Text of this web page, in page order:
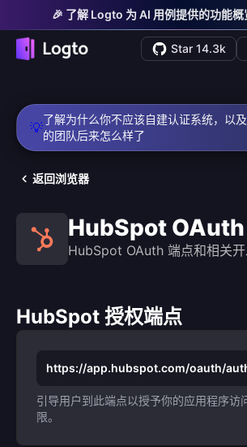
🎉 了解 Logto 为 AI 用例提供的功能概
Star 14.3k
💡
了解为什么你不应该自建认证系统，以
的团队后来怎么样了
返回浏览器
HubSpot OAuth
HubSpot OAuth 端点和相关
HubSpot 授权端点
https://app.hubspot.com/oauth/
引导用户到此端点以授予你的应用程序访
限。